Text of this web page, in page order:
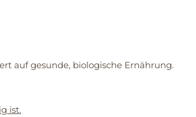
auf gesunde, biologische Ernährung.
ist.